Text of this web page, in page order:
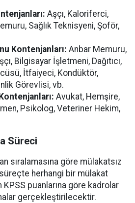
Aşçı, Kaloriferci,
Sağlık Teknisyeni, Şoför,
Kontenjanları: Anbar Memuru,
Bilgisayar İşletmeni, Dağıtıcı,
İtfaiyeci, Kondüktör,
Görevlisi, vb.
Avukat, Hemşire,
Psikolog, Veteriner Hekim,
Süreci
sıralamasına göre mülakatsız
herhangi bir mülakat
KPSS puanlarına göre kadrolar
gerçekleştirilecektir.